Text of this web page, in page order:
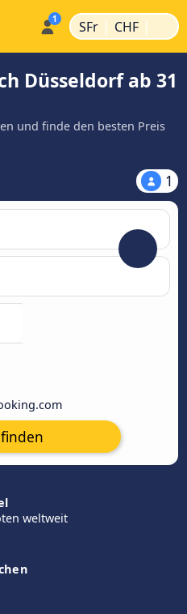
SFr | CHF |
Düsseldorf ab 31
und finde den besten Preis
1
finden
weltweit